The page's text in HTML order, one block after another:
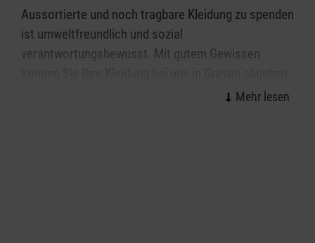
Aussortierte und noch tragbare Kleidung zu spenden
ist umweltfreundlich und sozial
verantwortungsbewusst. Mit gutem Gewissen
Wir garantieren eine faire und extern überprüfte,